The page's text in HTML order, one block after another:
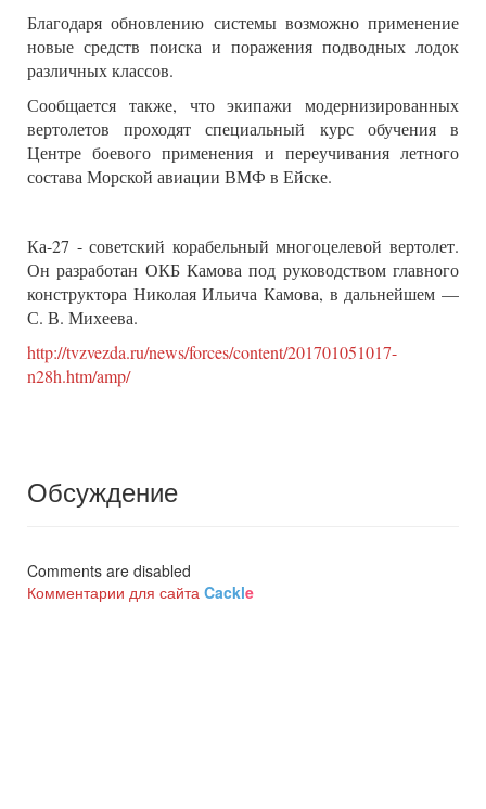
Благодаря обновлению системы возможно применение
новые средств поиска и поражения подводных лодок
различных классов.
Сообщается также, что экипажи модернизированных
вертолетов проходят специальный курс обучения в
Центре боевого применения и переучивания летного
состава Морской авиации ВМФ в Ейске.
Ка-27 - советский корабельный многоцелевой вертолет.
Он разработан ОКБ Камова под руководством главного
конструктора Николая Ильича Камова, в дальнейшем —
С. В. Михеева.
http://tvzvezda.ru/news/forces/content/201701051017-
n28h.htm/amp/
Обсуждение
Comments are disabled
Комментарии для сайта Cackle